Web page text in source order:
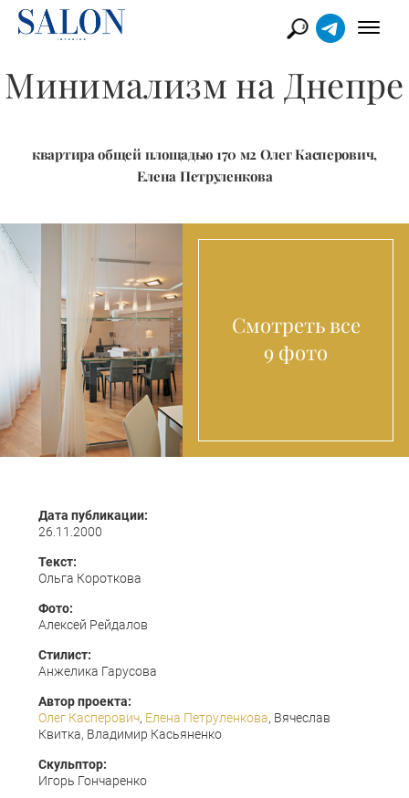
Минимализм на Днепре
квартира общей площадью 170 м2 Олег Касперович,
Елена Петруленкова
Смотреть все
9 фото
Дата публикации:
26.11.2000
Текст:
Ольга Короткова
Фото:
Алексей Рейдалов
Стилист:
Анжелика Гарусова
Автор проекта:
Олег Касперович, Елена Петруленкова, Вячеслав
Квитка, Владимир Касьяненко
Скульптор:
Игорь Гончаренко